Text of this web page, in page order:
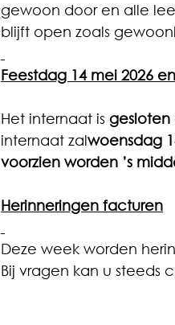
gewoon door en alle
blijft open zoals
Feestdag 14 mei 2026
Het internaat is gesloten
internaat zalwoensdag
voorzien worden ’s
Herinneringen facturen
Deze week worden
Bij vragen kan u